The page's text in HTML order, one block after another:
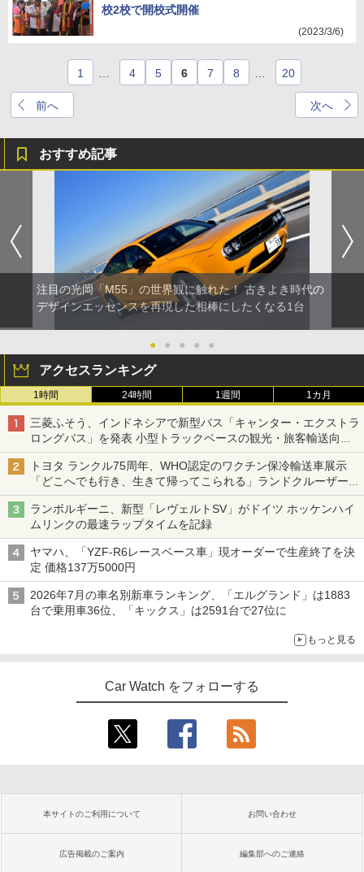
校2校で開校式開催
(2023/3/6)
前へ
1 4 5 6 7 8 20
次へ
おすすめ記事
注目の光岡「M55」の世界観に触れた！ 古きよき時代の
デザインエッセンスを再現した相棒にしたくなる1台
● ● ● ● ●
アクセスランキング
1時間 24時間 1週間 1カ月
三菱ふそう、インドネシアで新型バス「キャンター・エクストラ
ロングバス」を発表 小型トラックベースの観光・旅客輸送向け
バス
トヨタ ランクル75周年、WHO認定のワクチン保冷輸送車展示
「どこへでも行き、生きて帰ってこられる」ランドクルーザーで
命をつなぐ
ランボルギーニ、新型「レヴェルトSV」がドイツ ホッケンハイ
ムリンクの最速ラップタイムを記録
ヤマハ、「YZF-R6レースベース車」現オーダーで生産終了を決
定 価格137万5000円
2026年7月の車名別新車ランキング、「エルグランド」は1883
台で乗用車36位、「キックス」は2591台で27位に
もっと見る
Car Watch をフォローする
本サイトのご利用について お問い合わせ
広告掲載のご案内 編集部へのご連絡